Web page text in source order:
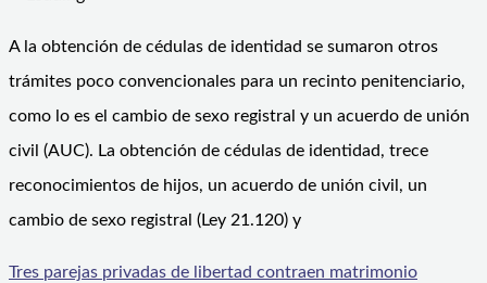
A la obtención de cédulas de identidad se sumaron otros
trámites poco convencionales para un recinto penitenciario,
como lo es el cambio de sexo registral y un acuerdo de unión
civil (AUC). La obtención de cédulas de identidad, trece
reconocimientos de hijos, un acuerdo de unión civil, un
cambio de sexo registral (Ley 21.120) y
Tres parejas privadas de libertad contraen matrimonio